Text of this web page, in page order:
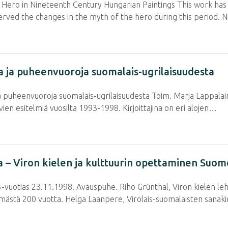
in Nineteenth Century Hungarian Paintings This work
the changes in the myth of the hero during this period.
puheenvuoroja suomalais-ugrilaisuudesta
puheenvuoroja suomalais-ugrilaisuudesta Toim. Marja
esitelmiä vuosilta 1993-1998. Kirjoittajina on eri alojen…
Viron kielen ja kulttuurin opettaminen
23.11.1998. Avauspuhe. Riho Grünthal, Viron kielen
200 vuotta. Helga Laanpere, Virolais-suomalaisten